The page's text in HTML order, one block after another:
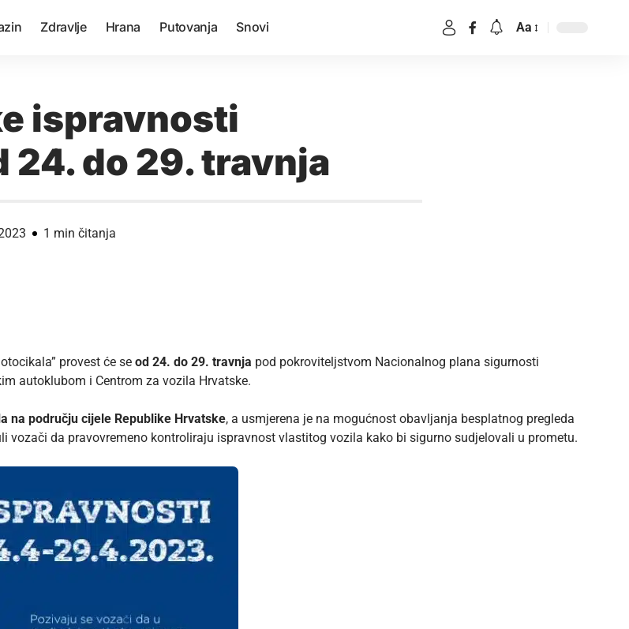
Zdravlje Hrana Putovanja Snovi Aa
ispravnosti
24. do 29. travnja
1 min čitanja
provest će se od 24. do 29. travnja pod pokroviteljstvom Nacionalnog plana sigurnosti
autoklubom i Centrom za vozila Hrvatske.
na području cijele Republike Hrvatske, a usmjerena je na mogućnost obavljanja besplatnog pregleda
vozači da pravovremeno kontroliraju ispravnost vlastitog vozila kako bi sigurno sudjelovali u prometu.